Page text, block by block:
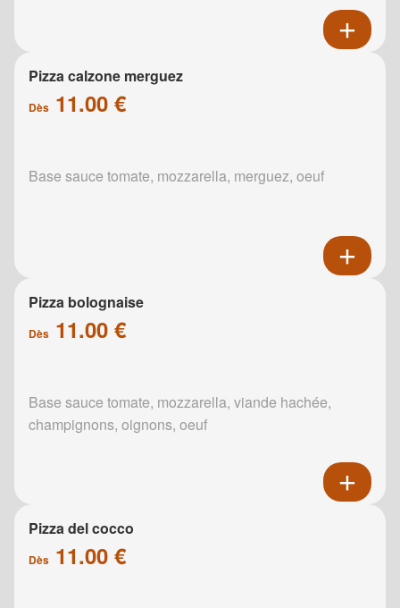
Pizza calzone merguez
Dès 11.00 €
Base sauce tomate, mozzarella, merguez, oeuf
Pizza bolognaise
Dès 11.00 €
Base sauce tomate, mozzarella, viande hachée,
champignons, oignons, oeuf
Pizza del cocco
Dès 11.00 €